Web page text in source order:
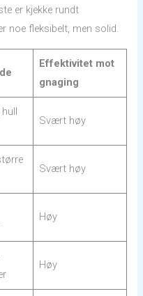
er kjekke rundt
noe fleksibelt, men solid.
Effektivitet mot
gnaging
Svært høy
Svært høy
Høy
Høy